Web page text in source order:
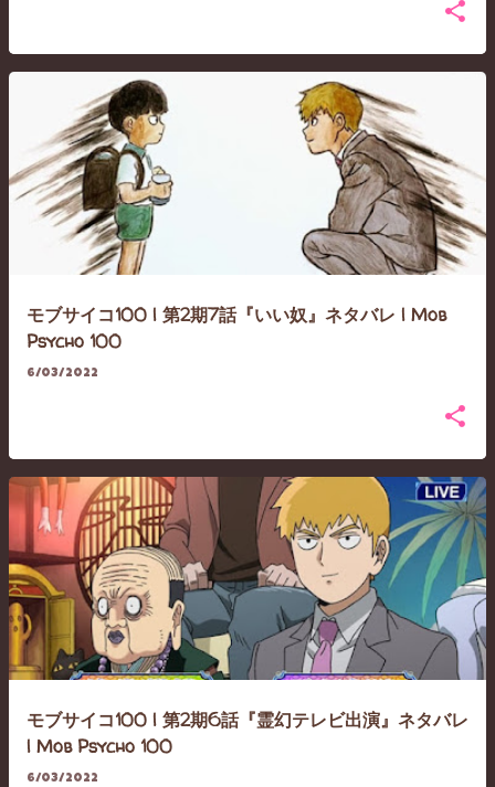
モブサイコ100 | 第2期7話『いい奴』ネタバレ | Mob
Psycho 100
6/03/2022
モブサイコ100 | 第2期6話『霊幻テレビ出演』ネタバレ
| Mob Psycho 100
6/03/2022